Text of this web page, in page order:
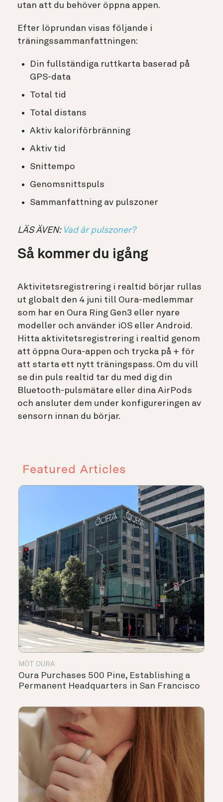
utan att du behöver öppna appen.
Efter löprundan visas följande i
träningssammanfattningen:
Din fullständiga ruttkarta baserad på
GPS-data
Total tid
Total distans
Aktiv kaloriförbränning
Aktiv tid
Snittempo
Genomsnittspuls
Sammanfattning av pulszoner
LÄS ÄVEN: Vad är pulszoner?
Så kommer du igång
Aktivitetsregistrering i realtid börjar rullas
ut globalt den 4 juni till Oura-medlemmar
som har en Oura Ring Gen3 eller nyare
modeller och använder iOS eller Android.
Hitta aktivitetsregistrering i realtid genom
att öppna Oura-appen och trycka på + för
att starta ett nytt träningspass. Om du vill
se din puls realtid tar du med dig din
Bluetooth-pulsmätare eller dina AirPods
och ansluter dem under konfigureringen av
sensorn innan du börjar.
Featured Articles
MÖT OURA
Oura Purchases 500 Pine, Establishing a
Permanent Headquarters in San Francisco